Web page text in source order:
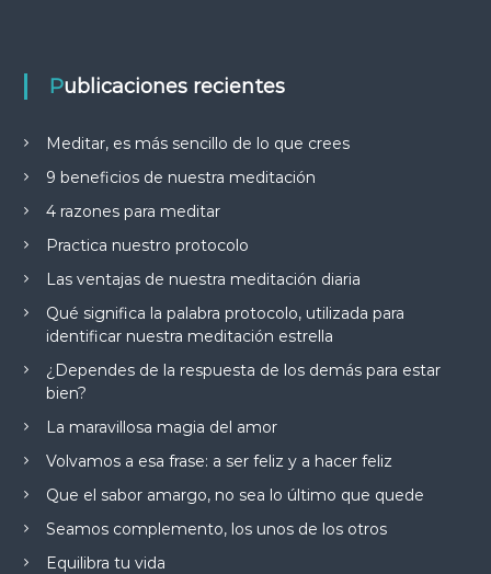
Publicaciones recientes
Meditar, es más sencillo de lo que crees
9 beneficios de nuestra meditación
4 razones para meditar
Practica nuestro protocolo
Las ventajas de nuestra meditación diaria
Qué significa la palabra protocolo, utilizada para
identificar nuestra meditación estrella
¿Dependes de la respuesta de los demás para estar
bien?
La maravillosa magia del amor
Volvamos a esa frase: a ser feliz y a hacer feliz
Que el sabor amargo, no sea lo último que quede
Seamos complemento, los unos de los otros
Equilibra tu vida